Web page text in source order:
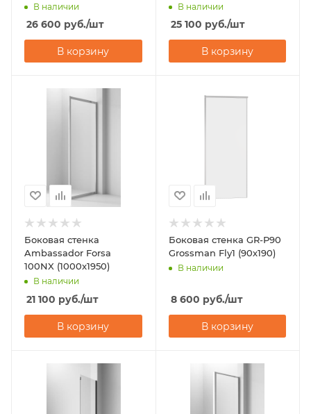
В наличии
26 600 руб./шт
В корзину
В наличии
25 100 руб./шт
В корзину
Боковая стенка
Ambassador Forsa
100NX (1000x1950)
В наличии
21 100 руб./шт
В корзину
Боковая стенка GR-P90
Grossman Fly1 (90х190)
В наличии
8 600 руб./шт
В корзину